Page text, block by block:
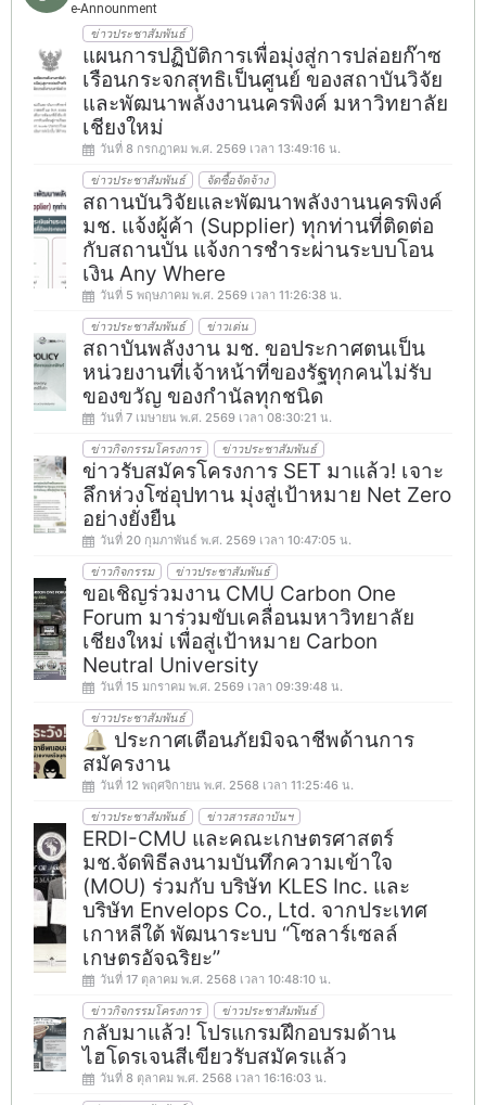
e-Announment
ข่าวประชาสัมพันธ์
แผนการปฏิบัติการเพื่อมุ่งสู่การปล่อยก๊าซ
เรือนกระจกสุทธิเป็นศูนย์ ของสถาบันวิจัย
และพัฒนาพลังงานนครพิงค์ มหาวิทยาลัย
เชียงใหม่
วันที่ 8 กรกฎาคม พ.ศ. 2569 เวลา 13:49:16 น.
ข่าวประชาสัมพันธ์ จัดซื้อจัดจ้าง
สถานบันวิจัยและพัฒนาพลังงานนครพิงค์
มช. แจ้งผู้ค้า (Supplier) ทุกท่านที่ติดต่อ
กับสถานบัน แจ้งการชำระผ่านระบบโอน
เงิน Any Where
วันที่ 5 พฤษภาคม พ.ศ. 2569 เวลา 11:26:38 น.
ข่าวประชาสัมพันธ์ ข่าวเด่น
สถาบันพลังงาน มช. ขอประกาศตนเป็น
หน่วยงานที่เจ้าหน้าที่ของรัฐทุกคนไม่รับ
ของขวัญ ของกำนัลทุกชนิด
วันที่ 7 เมษายน พ.ศ. 2569 เวลา 08:30:21 น.
ข่าวกิจกรรมโครงการ ข่าวประชาสัมพันธ์
ข่าวรับสมัครโครงการ SET มาแล้ว! เจาะ
ลึกห่วงโซ่อุปทาน มุ่งสู่เป้าหมาย Net Zero
อย่างยั่งยืน
วันที่ 20 กุมภาพันธ์ พ.ศ. 2569 เวลา 10:47:05 น.
ข่าวกิจกรรม ข่าวประชาสัมพันธ์
ขอเชิญร่วมงาน CMU Carbon One
Forum มาร่วมขับเคลื่อนมหาวิทยาลัย
เชียงใหม่ เพื่อสู่เป้าหมาย Carbon
Neutral University
วันที่ 15 มกราคม พ.ศ. 2569 เวลา 09:39:48 น.
ข่าวประชาสัมพันธ์
🔔 ประกาศเตือนภัยมิจฉาชีพด้านการ
สมัครงาน
วันที่ 12 พฤศจิกายน พ.ศ. 2568 เวลา 11:25:46 น.
ข่าวประชาสัมพันธ์ ข่าวสารสถาบันฯ
ERDI-CMU และคณะเกษตรศาสตร์
มช.จัดพิธีลงนามบันทึกความเข้าใจ
(MOU) ร่วมกับ บริษัท KLES Inc. และ
บริษัท Envelops Co., Ltd. จากประเทศ
เกาหลีใต้ พัฒนาระบบ “โซลาร์เซลล์
เกษตรอัจฉริยะ”
วันที่ 17 ตุลาคม พ.ศ. 2568 เวลา 10:48:10 น.
ข่าวกิจกรรมโครงการ ข่าวประชาสัมพันธ์
กลับมาแล้ว! โปรแกรมฝึกอบรมด้าน
ไฮโดรเจนสีเขียวรับสมัครแล้ว
วันที่ 8 ตุลาคม พ.ศ. 2568 เวลา 16:16:03 น.